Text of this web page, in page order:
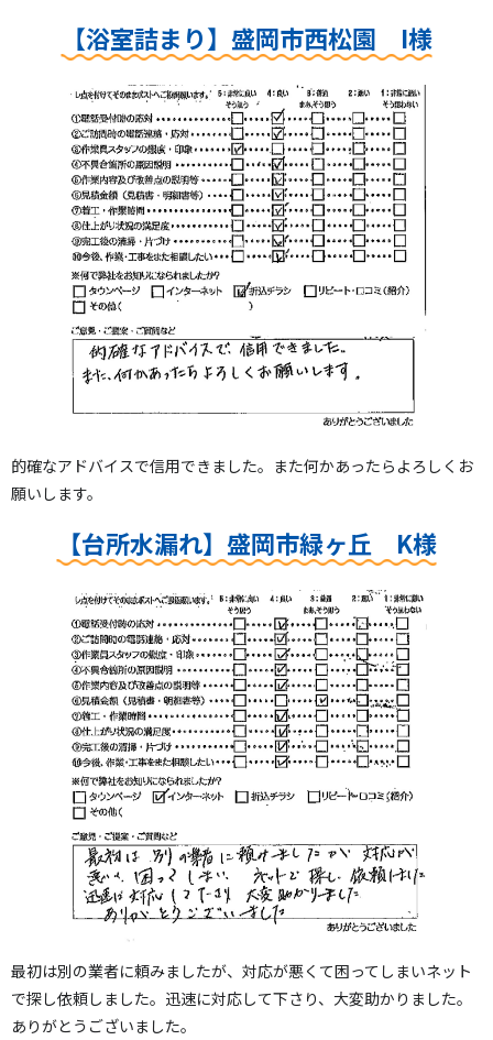
【浴室詰まり】盛岡市西松園 I様
的確なアドバイスで信用できました。また何かあったらよろしくお
願いします。
【台所水漏れ】盛岡市緑ヶ丘 K様
最初は別の業者に頼みましたが、対応が悪くて困ってしまいネット
で探し依頼しました。迅速に対応して下さり、大変助かりました。
ありがとうございました。